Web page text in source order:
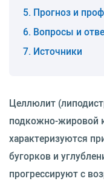
Прогноз и
Вопросы и
Источники
Целлюлит
подкожно-жировой
характеризуются
бугорков и
прогрессируют с